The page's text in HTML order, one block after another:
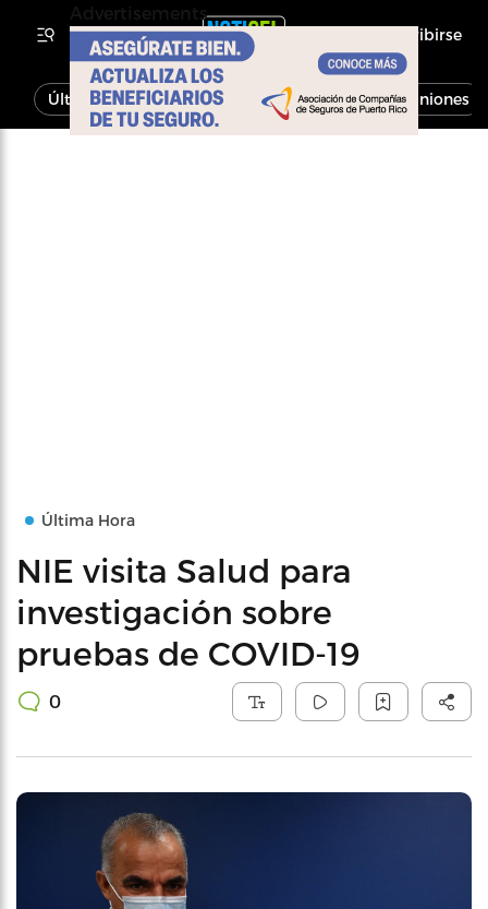
Inscribirse
Última Hora Noticias Economía Opiniones
Última Hora
NIE visita Salud para
investigación sobre
pruebas de COVID-19
0
Advertisements